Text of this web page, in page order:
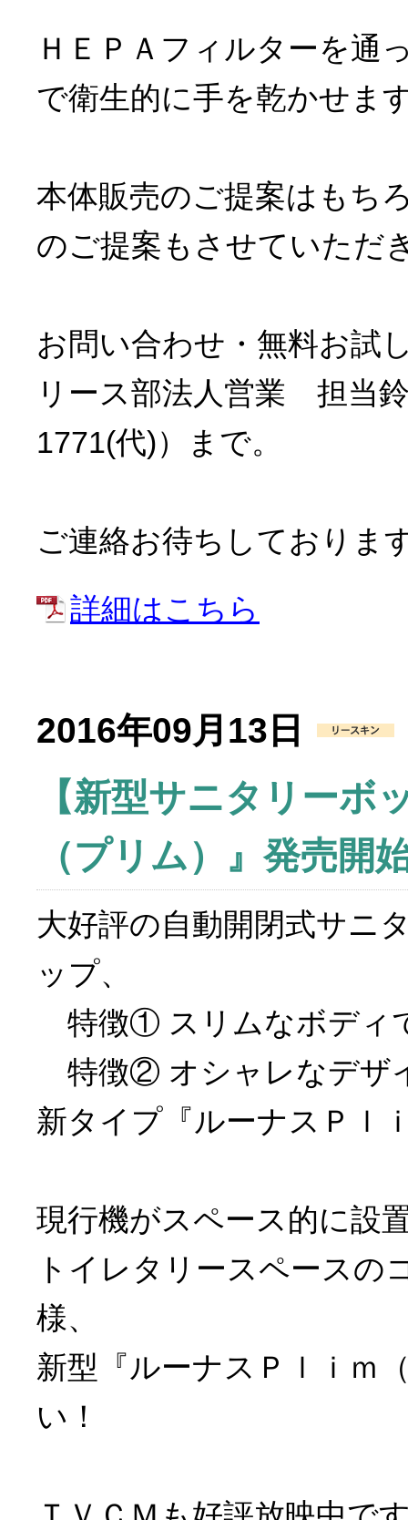
ＨＥＰＡフィルターを通
で衛生的に手を乾かせま
本体販売のご提案はもち
のご提案もさせていただ
お問い合わせ・無料お試
リース部法人営業 担当
1771(代)）まで。
ご連絡お待ちしておりま
詳細はこちら
2016年09月13日
【新型サニタリーボ
（プリム）』発売開
大好評の自動開閉式サニ
ップ、
特徴① スリムなボディ
特徴② オシャレなデザ
新タイプ『ルーナスＰｌ
現行機がスペース的に設
トイレタリースペースの
様、
新型『ルーナスＰｌｉｍ
い！